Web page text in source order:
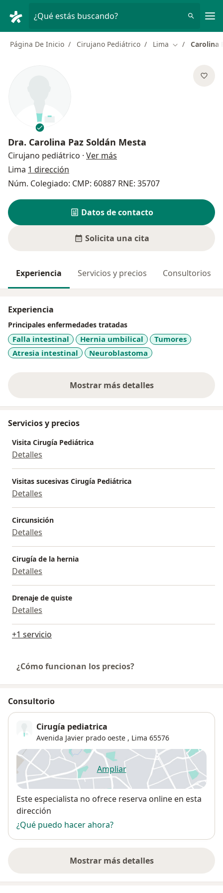
¿Qué estás buscando?
Página De Inicio Cirujano Pediátrico Lima Cambiar de
Carolina
Dra. Carolina Paz Soldán Mesta
Cirujano pediátrico · Ver más
Lima 1 dirección
Núm. Colegiado: CMP: 60887 RNE: 35707
Datos de contacto
Solicita una cita
Experiencia Servicios y precios Consultorios
Experiencia
Principales enfermedades tratadas
Falla intestinal Hernia umbilical
Tumores
Atresia intestinal
Neuroblastoma
Mostrar más detalles
sobre la experiencia
Servicios y precios
Visita Cirugía Pediátrica
Detalles
Visitas sucesivas Cirugía Pediátrica
Detalles
Circunsición
Detalles
Cirugía de la hernia
Detalles
Drenaje de quiste
Detalles
+1 servicio
¿Cómo funcionan los precios?
Consultorio
Cirugía pediatrica
Avenida Javier prado oeste , Lima 65576
Ampliarse abre en una nueva
Disponibilidad
Este especialista no ofrece reserva online en esta
dirección
¿Qué puedo hacer ahora?
Mostrar más detalles
sobre la dirección